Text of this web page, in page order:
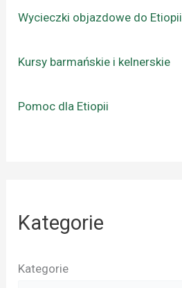
Wycieczki objazdowe do Etiopii
Kursy barmańskie i kelnerskie
Pomoc dla Etiopii
Kategorie
Kategorie